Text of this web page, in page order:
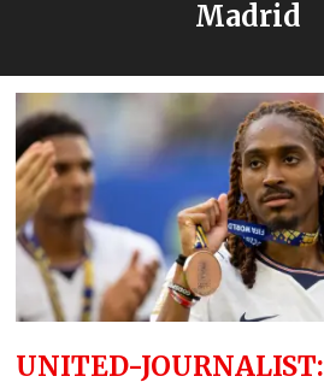
UNITED-JOURNALIST: